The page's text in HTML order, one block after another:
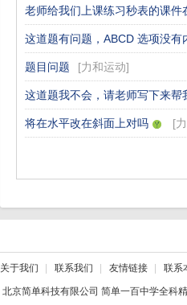
老师给我们上课练习秒表的课件
这道题有问题，ABCD 选项没有
题目问题 [力和运动]
这道题我不会，请老师写下来帮
将在水平改在斜面上对吗 [
关于我们 联系我们 友情链接 联系
北京简单科技有限公司 简单一百中学全科